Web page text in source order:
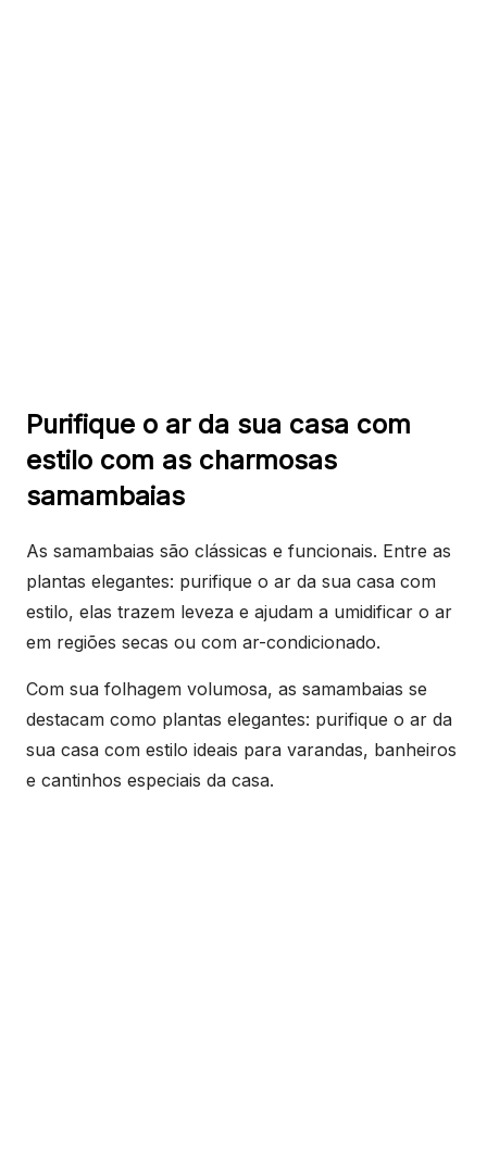
Purifique o ar da sua casa com
estilo com as charmosas
samambaias
As samambaias são clássicas e funcionais. Entre as
plantas elegantes: purifique o ar da sua casa com
estilo, elas trazem leveza e ajudam a umidificar o ar
em regiões secas ou com ar-condicionado.
Com sua folhagem volumosa, as samambaias se
destacam como plantas elegantes: purifique o ar da
sua casa com estilo ideais para varandas, banheiros
e cantinhos especiais da casa.